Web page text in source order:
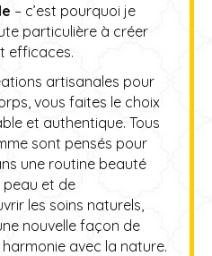
– c’est pourquoi je
particulière à créer
efficaces.
artisanales pour
vous faites le choix
et authentique. Tous
sont pensés pour
une routine beauté
et de
les soins naturels,
nouvelle façon de
avec la nature.